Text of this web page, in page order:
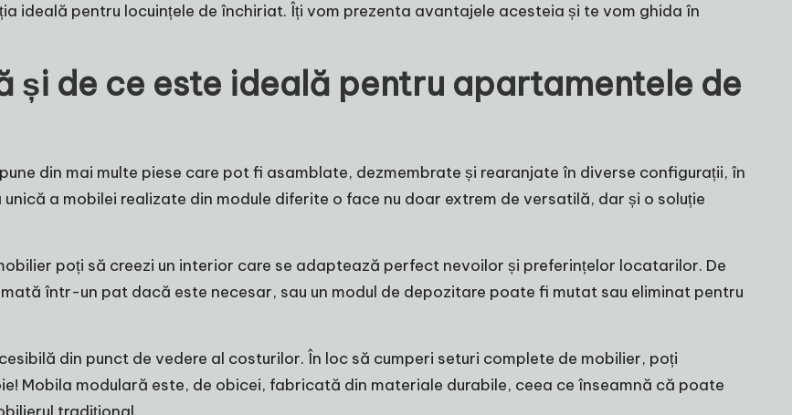
ideală pentru locuințele de închiriat. Îți vom prezenta avantajele acesteia și te vom ghida în
și de ce este ideală pentru apartamentele de
din mai multe piese care pot fi asamblate, dezmembrate și rearanjate în diverse configurații, în
a mobilei realizate din module diferite o face nu doar extrem de versatilă, dar și o soluție
poți să creezi un interior care se adaptează perfect nevoilor și preferințelor locatarilor. De
într-un pat dacă este necesar, sau un modul de depozitare poate fi mutat sau eliminat pentru
din punct de vedere al costurilor. În loc să cumperi seturi complete de mobilier, poți
Mobila modulară este, de obicei, fabricată din materiale durabile, ceea ce înseamnă că poate